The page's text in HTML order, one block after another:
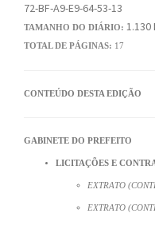
72-BF-A9-E9-64-53-13
TAMANHO DO DIÁRIO: 1.130
TOTAL DE PÁGINAS: 17
CONTEÚDO DESTA EDIÇÃO
GABINETE DO PREFEITO
LICITAÇÕES E
EXTRATO
EXTRATO